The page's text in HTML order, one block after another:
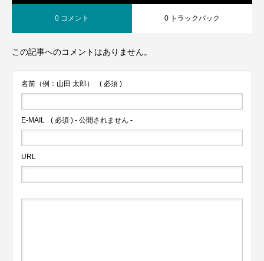
0 コメント 0 トラックバック
この記事へのコメントはありません。
名前（例：山田 太郎） ( 必須 )
E-MAIL ( 必須 ) - 公開されません -
URL